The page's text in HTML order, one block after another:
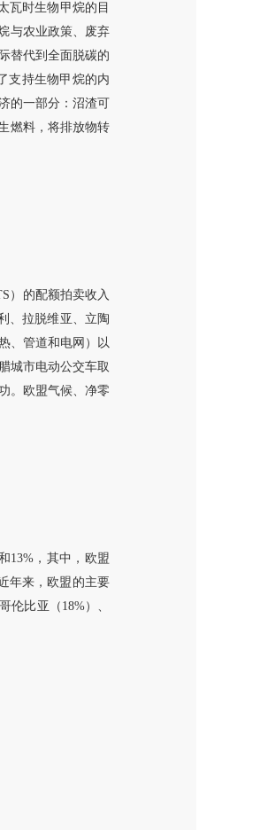
瓦时生物甲烷的目
与农业政策、废弃
替代到全面脱碳的
支持生物甲烷的内
的一部分：沼渣可
燃料，将排放物转
）的配额拍卖收入
、拉脱维亚、立陶
、管道和电网）以
城市电动公交车取
。欧盟气候、净零
13%，其中，欧盟
年来，欧盟的主要
伦比亚（18%）、